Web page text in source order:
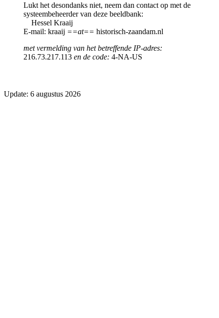
Lukt het desondanks niet, neem dan contact op met de
systeembeheerder van deze beeldbank:
Hessel Kraaij
E-mail: kraaij ==at== historisch-zaandam.nl
met vermelding van het betreffende IP-adres:
216.73.217.113 en de code: 4-NA-US
Update: 6 augustus 2026